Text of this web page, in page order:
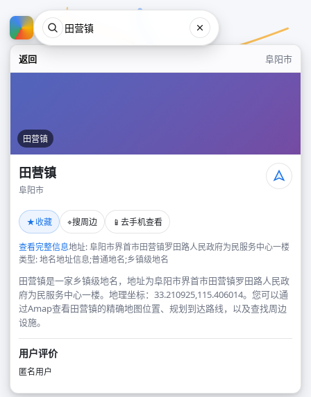
返回 阜阳市
田营镇
田营镇
阜阳市
★收藏 ⌖搜周边 📱 去手机查看
查看完整信息地址: 阜阳市界首市田营镇罗田路人民政府为民服务中心一楼
类型: 地名地址信息;普通地名;乡镇级地名
田营镇是一家乡镇级地名，地址为阜阳市界首市田营镇罗田路人民政
府为民服务中心一楼。地理坐标：33.210925,115.406014。您可以通
过Amap查看田营镇的精确地图位置、规划到达路线，以及查找周边
设施。
用户评价
匿名用户